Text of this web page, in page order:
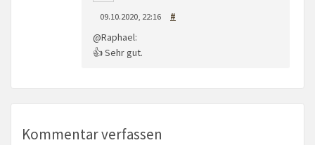
09.10.2020, 22:16 #
@Raphael:
👍 Sehr gut.
Kommentar verfassen